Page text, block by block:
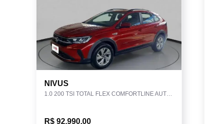
NIVUS
1.0 200 TSI TOTAL FLEX COMFORTLINE AUTOMÁTICO
R$ 92.990,00